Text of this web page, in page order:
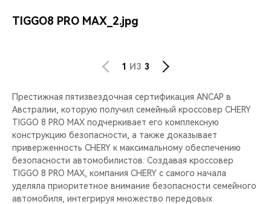
TIGGO8 PRO MAX_2.jpg
1 ИЗ 3
Престижная пятизвездочная сертификация ANCAP в
Австралии, которую получил семейный кроссовер CHERY
TIGGO 8 PRO MAX подчеркивает его комплексную
конструкцию безопасности, а также доказывает
приверженность CHERY к максимальному обеспечению
безопасности автомобилистов. Создавая кроссовер
TIGGO 8 PRO MAX, компания CHERY с самого начала
уделяла приоритетное внимание безопасности семейного
автомобиля, интегрируя множество передовых